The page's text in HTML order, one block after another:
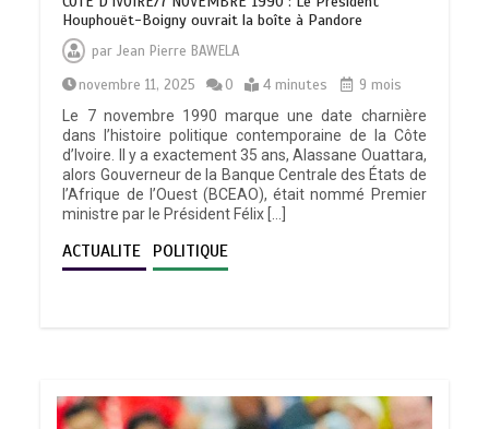
Houphouët-Boigny ouvrait la boîte à Pandore
parJean Pierre BAWELA
novembre 11, 2025
0 4 minutes
9 mois
Le 7 novembre 1990 marque une date charnière
dans l’histoire politique contemporaine de la Côte
d’Ivoire. Il y a exactement 35 ans, Alassane Ouattara,
alors Gouverneur de la Banque Centrale des États de
l’Afrique de l’Ouest (BCEAO), était nommé Premier
ministre par le Président Félix […]
ACTUALITE POLITIQUE